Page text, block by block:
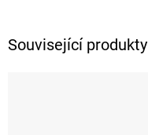
Související produkty